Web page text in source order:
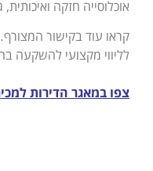
אוכלוסייה חזקה
קראו עוד בקישור
לליווי מקצועי להשקעה
צפו במאגר הדירות